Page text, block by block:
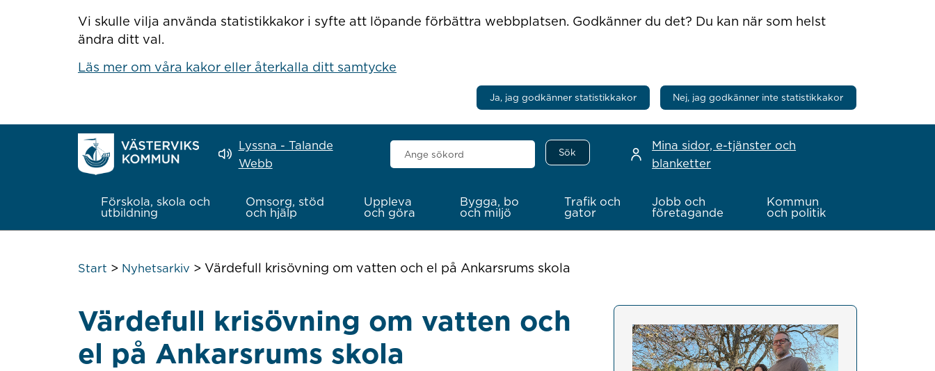
Vi skulle vilja använda statistikkakor i syfte att löpande förbättra webbplatsen. Godkänner du det? Du kan när som helst
ändra ditt val.
Läs mer om våra kakor eller återkalla ditt samtycke
Ja, jag godkänner statistikkakor Nej, jag godkänner inte statistikkakor
Lyssna - Talande
Webb
Sök
här
Mina sidor, e-tjänster och
blanketter
Förskola, skola och
utbildning
Omsorg, stöd
och hjälp
Uppleva
och göra
Bygga, bo
och miljö
Trafik och
gator
Jobb och
företagande
Kommun
och politik
Start > Nyhetsarkiv > Värdefull krisövning om vatten och el på Ankarsrums skola
Värdefull krisövning om vatten och
el på Ankarsrums skola